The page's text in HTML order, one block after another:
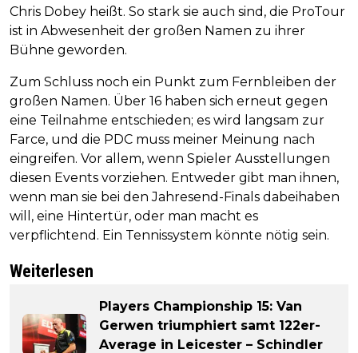
Chris Dobey heißt. So stark sie auch sind, die ProTour
ist in Abwesenheit der großen Namen zu ihrer
Bühne geworden.
Zum Schluss noch ein Punkt zum Fernbleiben der
großen Namen. Über 16 haben sich erneut gegen
eine Teilnahme entschieden; es wird langsam zur
Farce, und die PDC muss meiner Meinung nach
eingreifen. Vor allem, wenn Spieler Ausstellungen
diesen Events vorziehen. Entweder gibt man ihnen,
wenn man sie bei den Jahresend-Finals dabeihaben
will, eine Hintertür, oder man macht es
verpflichtend. Ein Tennissystem könnte nötig sein.
Weiterlesen
Players Championship 15: Van
Gerwen triumphiert samt 122er-
Average in Leicester – Schindler